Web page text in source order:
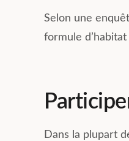
Selon une
formule
Dans la plupart